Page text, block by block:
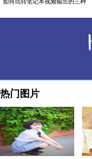
如何玩转笔记本视频输出的三种
热门图片